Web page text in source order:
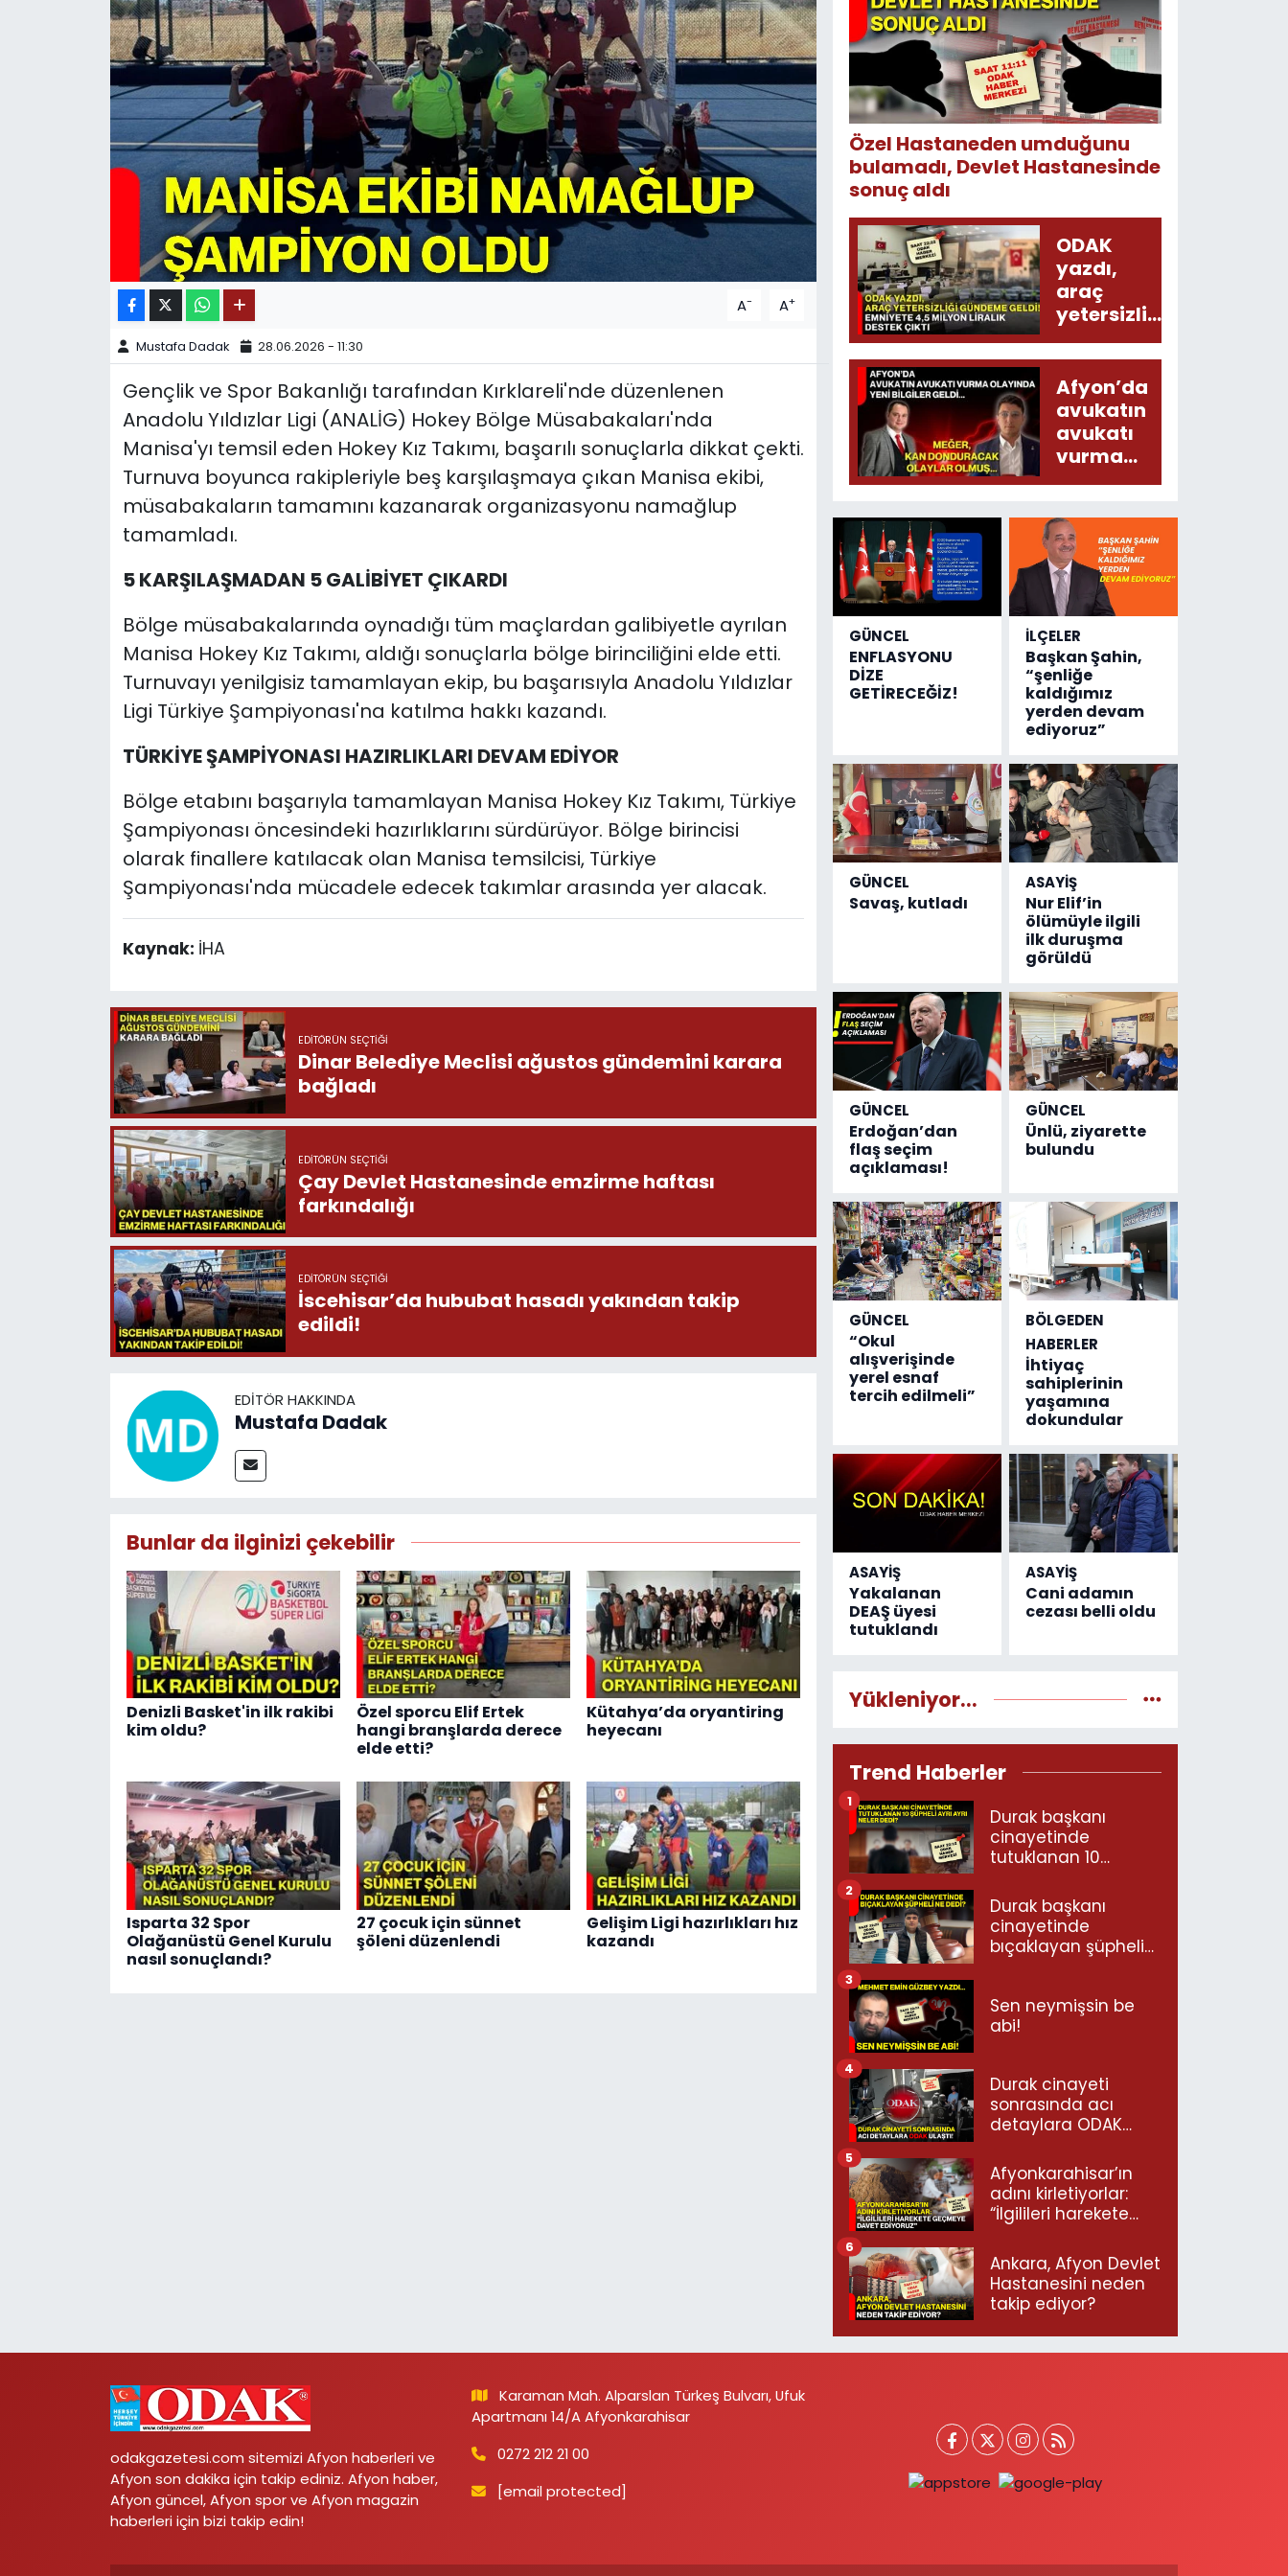
A- A+
Mustafa Dadak 28.06.2026 - 11:30
Gençlik ve Spor Bakanlığı tarafından Kırklareli'nde düzenlenen
Anadolu Yıldızlar Ligi (ANALİG) Hokey Bölge Müsabakaları'nda
Manisa'yı temsil eden Hokey Kız Takımı, başarılı sonuçlarla dikkat çekti.
Turnuva boyunca rakipleriyle beş karşılaşmaya çıkan Manisa ekibi,
müsabakaların tamamını kazanarak organizasyonu namağlup
tamamladı.
5 KARŞILAŞMADAN 5 GALİBİYET ÇIKARDI
Bölge müsabakalarında oynadığı tüm maçlardan galibiyetle ayrılan
Manisa Hokey Kız Takımı, aldığı sonuçlarla bölge birinciliğini elde etti.
Turnuvayı yenilgisiz tamamlayan ekip, bu başarısıyla Anadolu Yıldızlar
Ligi Türkiye Şampiyonası'na katılma hakkı kazandı.
TÜRKİYE ŞAMPİYONASI HAZIRLIKLARI DEVAM EDİYOR
Bölge etabını başarıyla tamamlayan Manisa Hokey Kız Takımı, Türkiye
Şampiyonası öncesindeki hazırlıklarını sürdürüyor. Bölge birincisi
olarak finallere katılacak olan Manisa temsilcisi, Türkiye
Şampiyonası'nda mücadele edecek takımlar arasında yer alacak.
Kaynak: İHA
EDITÖRÜN SEÇTIĞI
Dinar Belediye Meclisi ağustos gündemini karara
bağladı
EDITÖRÜN SEÇTIĞI
Çay Devlet Hastanesinde emzirme haftası
farkındalığı
EDITÖRÜN SEÇTIĞI
İscehisar’da hububat hasadı yakından takip
edildi!
EDITÖR HAKKINDA
Mustafa Dadak
Bunlar da ilginizi çekebilir
Denizli Basket'in ilk rakibi
kim oldu?
Özel sporcu Elif Ertek
hangi branşlarda derece
elde etti?
Kütahya’da oryantiring
heyecanı
Isparta 32 Spor
Olağanüstü Genel Kurulu
nasıl sonuçlandı?
27 çocuk için sünnet
şöleni düzenlendi
Gelişim Ligi hazırlıkları hız
kazandı
Özel Hastaneden umduğunu
bulamadı, Devlet Hastanesinde
sonuç aldı
ODAK
yazdı,
araç
yetersizliği
gündeme
geldi!
Emniyete
4,5 milyon
liralık
destek
Afyon’da
avukatın
avukatı
vurma
olayında
geldi...
Meğer, kan
donduracak
olaylar
olmuş...
GÜNCEL
ENFLASYONU
DİZE
GETİRECEĞİZ!
İLÇELER
Başkan Şahin,
“şenliğe
kaldığımız
yerden devam
ediyoruz”
GÜNCEL
Savaş, kutladı
ASAYİŞ
Nur Elif’in
ölümüyle ilgili
ilk duruşma
görüldü
GÜNCEL
Erdoğan’dan
flaş seçim
açıklaması!
GÜNCEL
Ünlü, ziyarette
bulundu
GÜNCEL
“Okul
alışverişinde
yerel esnaf
tercih edilmeli”
BÖLGEDEN
HABERLER
İhtiyaç
sahiplerinin
yaşamına
dokundular
ASAYİŞ
Yakalanan
DEAŞ üyesi
tutuklandı
ASAYİŞ
Cani adamın
cezası belli oldu
Yükleniyor...
Trend Haberler
Durak başkanı
cinayetinde
tutuklanan 10
neler dedi?
1
Durak başkanı
cinayetinde
bıçaklayan şüpheli
2
Sen neymişsin be
abi!
3
Durak cinayeti
sonrasında acı
detaylara ODAK
4
Afyonkarahisar’ın
adını kirletiyorlar:
“İlgilileri harekete
ediyoruz”
5
Ankara, Afyon Devlet
Hastanesini neden
takip ediyor?
6
odakgazetesi.com sitemizi Afyon haberleri ve
Afyon son dakika için takip ediniz. Afyon haber,
Afyon güncel, Afyon spor ve Afyon magazin
haberleri için bizi takip edin!
Karaman Mah. Alparslan Türkeş Bulvarı, Ufuk
Apartmanı 14/A Afyonkarahisar
0272 212 21 00
[email protected]
11:11 MANŞET